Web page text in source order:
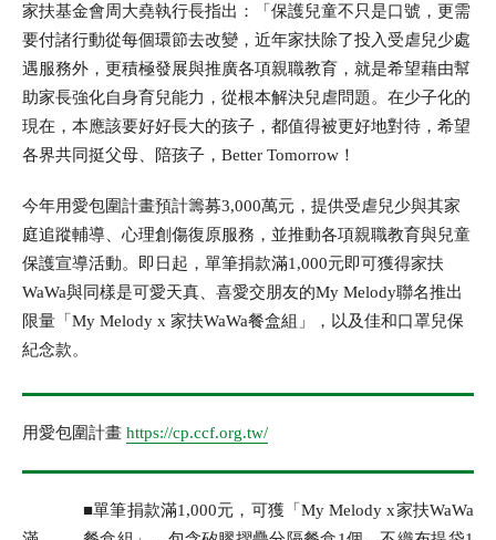
全文檢索
熱門關鍵字
用愛包圍 公益 義賣品
家扶基金會周大堯執行長指出：「保護兒童不只是口號，更需
要付諸行動從每個環節去改變，近年家扶除了投入受虐兒少處
遇服務外，更積極發展與推廣各項親職教育，就是希望藉由幫
助家長強化自身育兒能力，從根本解決兒虐問題。在少子化的
現在，本應該要好好長大的孩子，都值得被更好地對待，希望
各界共同挺父母、陪孩子，Better Tomorrow！
今年用愛包圍計畫預計籌募3,000萬元，提供受虐兒少與其家
庭追蹤輔導、心理創傷復原服務，並推動各項親職教育與兒童
保護宣導活動。即日起，單筆捐款滿1,000元即可獲得家扶
WaWa與同樣是可愛天真、喜愛交朋友的My Melody聯名推出
限量「My Melody x 家扶WaWa餐盒組」，以及佳和口罩兒保
紀念款。
用愛包圍計畫 https://cp.ccf.org.tw/
■單筆捐款滿1,000元，可獲「My Melody x家扶WaWa